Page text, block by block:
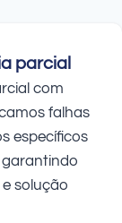
parcial
com
falhas
específicos
solução